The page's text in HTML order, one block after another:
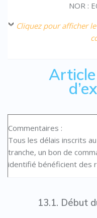
NOR :
Cliquez pour afficher
Commentaires :
Tous les délais inscrits
tranche, un bon de
identifié bénéficient des
13.1. Début